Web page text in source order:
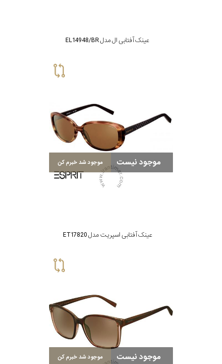
عینک آفتابی ال مدل EL14948/BR
موجود نیست موجود شد خبرم کن
عینک آفتابی اسپریت مدل ET17820
موجود نیست موجود شد خبرم کن